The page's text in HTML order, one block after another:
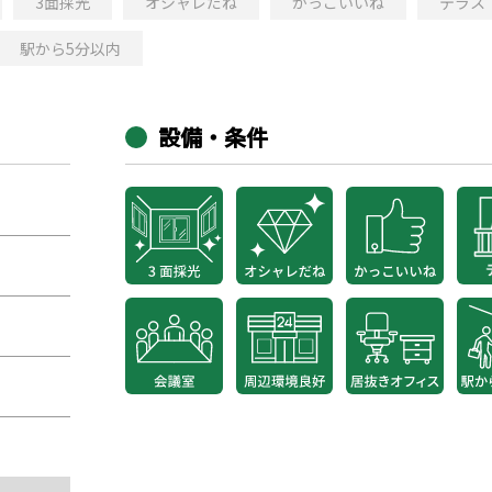
駅から5分以内
設備・条件